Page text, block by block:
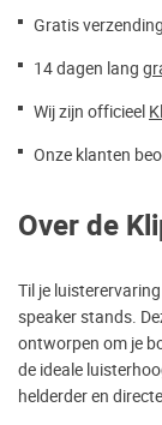
Gratis
14 dagen lang
Wij zijn officieel
Onze klanten
Over de
Til je
speaker stands.
ontworpen om je
de ideale
helderder en